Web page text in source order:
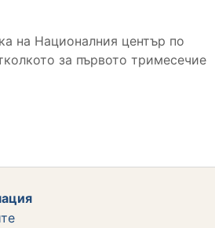
на Националния център по
за първото тримесечие